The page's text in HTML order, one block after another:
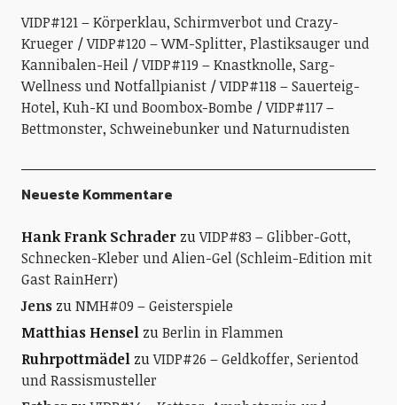
VIDP#121 – Körperklau, Schirmverbot und Crazy-
Krueger
VIDP#120 – WM-Splitter, Plastiksauger und
Kannibalen-Heil
VIDP#119 – Knastknolle, Sarg-
Wellness und Notfallpianist
VIDP#118 – Sauerteig-
Hotel, Kuh-KI und Boombox-Bombe
VIDP#117 –
Bettmonster, Schweinebunker und Naturnudisten
Neueste Kommentare
Hank Frank SchraderzuVIDP#83 – Glibber-Gott,
Schnecken-Kleber und Alien-Gel (Schleim-Edition mit
Gast RainHerr)
JenszuNMH#09 – Geisterspiele
Matthias HenselzuBerlin in Flammen
RuhrpottmädelzuVIDP#26 – Geldkoffer, Serientod
und Rassismusteller